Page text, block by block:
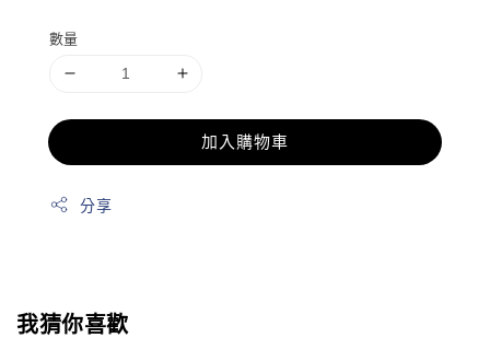
數量
加入購物車
分享
我猜你喜歡